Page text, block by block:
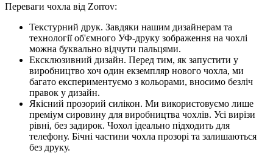
Переваги чохла від Zorrov:
Текстурний друк. Завдяки нашим дизайнерам та
технології об'ємного УФ-друку зображення на чохлі
можна буквально відчути пальцями.
Ексклюзивний дизайн. Перед тим, як запустити у
виробництво хоч один екземпляр нового чохла, ми
багато експериментуємо з кольорами, вносимо безліч
правок у дизайн.
Якісний прозорий силікон. Ми використовуємо лише
преміум сировину для виробництва чохлів. Усі вирізи
рівні, без задирок. Чохол ідеально підходить для
телефону. Бічні частини чохла прозорі та залишаються
без друку.